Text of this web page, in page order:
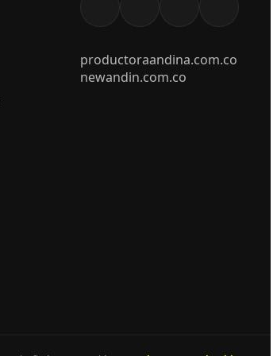
productoraandina.com.co
newandin.com.co